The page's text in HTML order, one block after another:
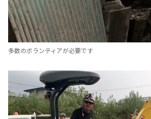
多数のボランティアが必要です